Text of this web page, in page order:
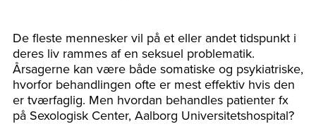
De fleste mennesker vil på et eller andet tidspunkt i
deres liv rammes af en seksuel problematik.
Årsagerne kan være både somatiske og psykiatriske,
hvorfor behandlingen ofte er mest effektiv hvis den
er tværfaglig. Men hvordan behandles patienter fx
på Sexologisk Center, Aalborg Universitetshospital?